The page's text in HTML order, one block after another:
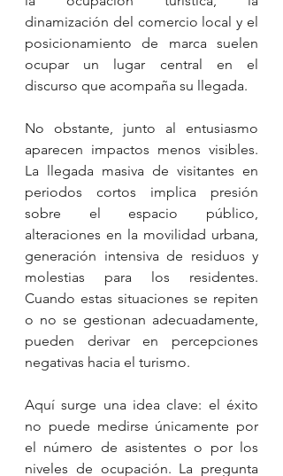
dinamización del comercio local y el
posicionamiento de marca suelen
ocupar un lugar central en el
discurso que acompaña su llegada.
No obstante, junto al entusiasmo
aparecen impactos menos visibles.
La llegada masiva de visitantes en
periodos cortos implica presión
sobre el espacio público,
alteraciones en la movilidad urbana,
generación intensiva de residuos y
molestias para los residentes.
Cuando estas situaciones se repiten
o no se gestionan adecuadamente,
pueden derivar en percepciones
negativas hacia el turismo.
Aquí surge una idea clave: el éxito
no puede medirse únicamente por
el número de asistentes o por los
niveles de ocupación. La pregunta